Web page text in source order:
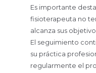
Es importante
fisioterapeuta no
alcanza sus
El seguimiento
su práctica
regularmente el